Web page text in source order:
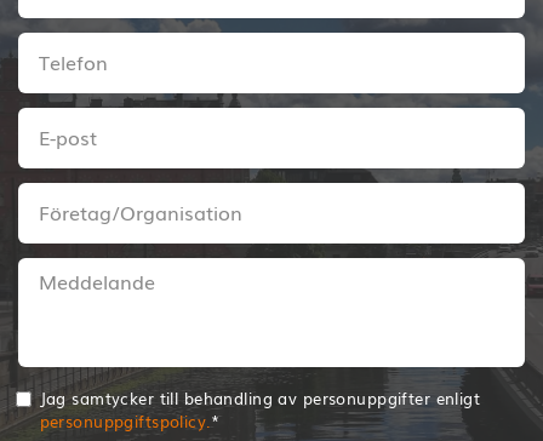
Jag samtycker till behandling av personuppgifter enligt
personuppgiftspolicy.*